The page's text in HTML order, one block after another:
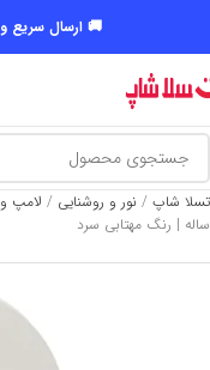
🚚 ارسال سریع
تسلا شاپ / نور و روشنایی / لامپ
ساله | رنگ مهتابی سرد